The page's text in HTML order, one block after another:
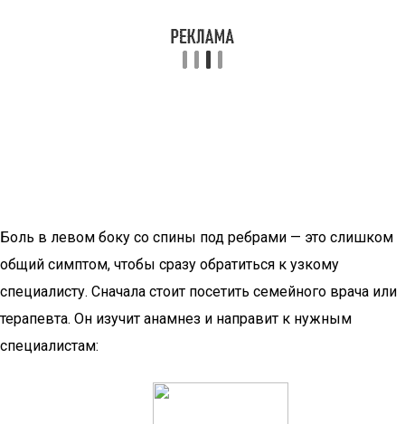
Боль в левом боку со спины под ребрами — это слишком
общий симптом, чтобы сразу обратиться к узкому
специалисту. Сначала стоит посетить семейного врача или
терапевта. Он изучит анамнез и направит к нужным
специалистам: